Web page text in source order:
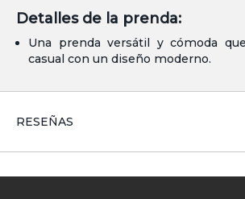
Detalles de la prenda:
Una prenda versátil y cómoda
casual con un diseño moderno.
RESEÑAS